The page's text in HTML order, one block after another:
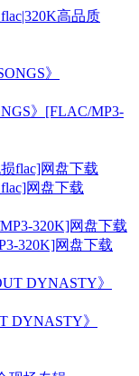
高品质
》[FLAC/MP3-
网盘下载
320K]网盘下载
DYNASTY》